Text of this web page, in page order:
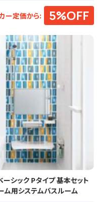
ー定価から: 5%OFF
シック Pタイプ 基本セット
ム用システムバスルーム